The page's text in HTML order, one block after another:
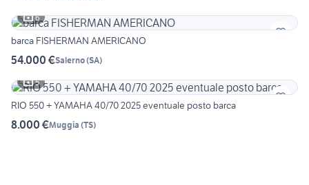
6
barca FISHERMAN AMERICANO
54.000 €Salerno(SA)
5
RIO 550 + YAMAHA 40/70 2025 eventuale posto barca
8.000 €Muggia (TS)